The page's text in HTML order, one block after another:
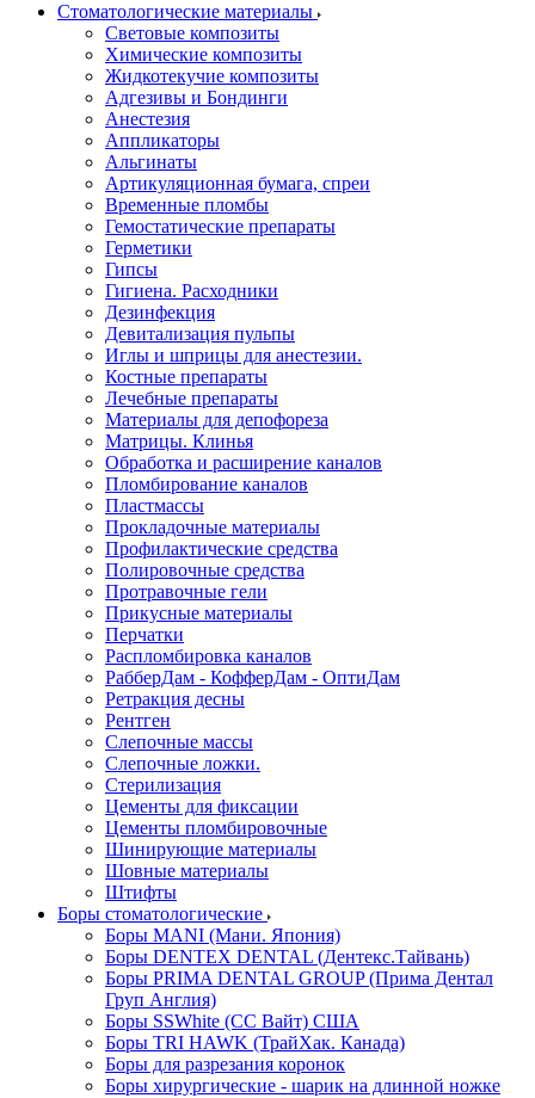
Стоматологические материалы
Световые композиты
Химические композиты
Жидкотекучие композиты
Адгезивы и Бондинги
Анестезия
Аппликаторы
Альгинаты
Артикуляционная бумага, спреи
Временные пломбы
Гемостатические препараты
Герметики
Гипсы
Гигиена. Расходники
Дезинфекция
Девитализация пульпы
Иглы и шприцы для анестезии.
Костные препараты
Лечебные препараты
Материалы для депофореза
Матрицы. Клинья
Обработка и расширение каналов
Пломбирование каналов
Пластмассы
Прокладочные материалы
Профилактические средства
Полировочные средства
Протравочные гели
Прикусные материалы
Перчатки
Распломбировка каналов
РабберДам - КофферДам - ОптиДам
Ретракция десны
Рентген
Слепочные массы
Слепочные ложки.
Стерилизация
Цементы для фиксации
Цементы пломбировочные
Шинирующие материалы
Шовные материалы
Штифты
Боры стоматологические
Боры MANI (Мани. Япония)
Боры DENTEX DENTAL (Дентекс.Тайвань)
Боры PRIMA DENTAL GROUP (Прима Дентал
Груп Англия)
Боры SSWhite (СС Вайт) США
Боры TRI HAWK (ТрайХак. Канада)
Боры для разрезания коронок
Боры хирургические - шарик на длинной ножке